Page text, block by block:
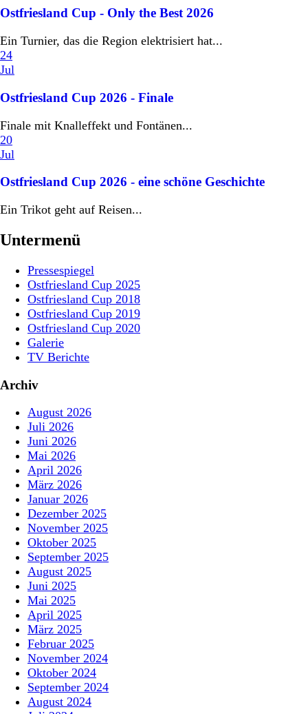
Ostfriesland Cup - Only the Best 2026
Ein Turnier, das die Region elektrisiert hat...
24
Jul
Ostfriesland Cup 2026 - Finale
Finale mit Knalleffekt und Fontänen...
20
Jul
Ostfriesland Cup 2026 - eine schöne Geschichte
Ein Trikot geht auf Reisen...
Untermenü
Pressespiegel
Ostfriesland Cup 2025
Ostfriesland Cup 2018
Ostfriesland Cup 2019
Ostfriesland Cup 2020
Galerie
TV Berichte
Archiv
August 2026
Juli 2026
Juni 2026
Mai 2026
April 2026
März 2026
Januar 2026
Dezember 2025
November 2025
Oktober 2025
September 2025
August 2025
Juni 2025
Mai 2025
April 2025
März 2025
Februar 2025
November 2024
Oktober 2024
September 2024
August 2024